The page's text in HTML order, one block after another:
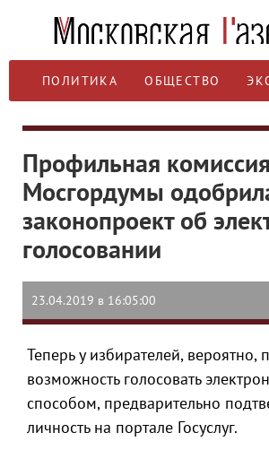
ПОЛИТИКА ОБЩЕСТВО
Профильная комиссия
Мосгордумы
законопроект об
голосовании
23.04.2019 в 16:05:00
Теперь у избирателей, вероятно,
возможность голосовать
способом, предварительно
личность на портале Госуслуг.